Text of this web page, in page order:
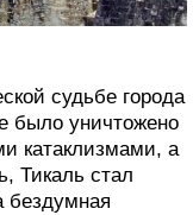
судьбе города
было уничтожено
катаклизмами, а
Тикаль стал
бездумная